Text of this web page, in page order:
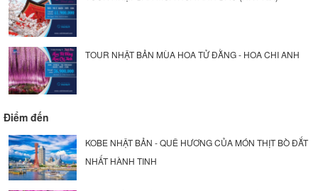
TOUR NHẬT BẢN MÙA HOA TỬ ĐẰNG - HOA CHI ANH
Điểm đến
KOBE NHẬT BẢN - QUÊ HƯƠNG CỦA MÓN THỊT BÒ ĐẮT
NHẤT HÀNH TINH